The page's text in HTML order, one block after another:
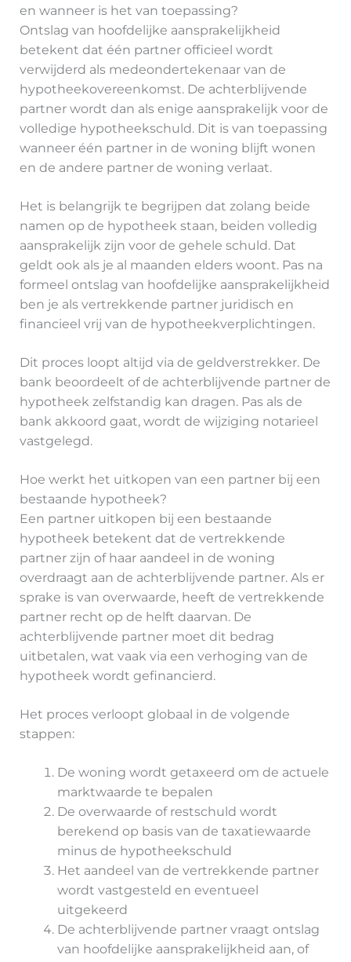
en wanneer is het van toepassing?
Ontslag van hoofdelijke aansprakelijkheid
betekent dat één partner officieel wordt
verwijderd als medeondertekenaar van de
hypotheekovereenkomst. De achterblijvende
partner wordt dan als enige aansprakelijk voor de
volledige hypotheekschuld. Dit is van toepassing
wanneer één partner in de woning blijft wonen
en de andere partner de woning verlaat.
Het is belangrijk te begrijpen dat zolang beide
namen op de hypotheek staan, beiden volledig
aansprakelijk zijn voor de gehele schuld. Dat
geldt ook als je al maanden elders woont. Pas na
formeel ontslag van hoofdelijke aansprakelijkheid
ben je als vertrekkende partner juridisch en
financieel vrij van de hypotheekverplichtingen.
Dit proces loopt altijd via de geldverstrekker. De
bank beoordeelt of de achterblijvende partner de
hypotheek zelfstandig kan dragen. Pas als de
bank akkoord gaat, wordt de wijziging notarieel
vastgelegd.
Hoe werkt het uitkopen van een partner bij een
bestaande hypotheek?
Een partner uitkopen bij een bestaande
hypotheek betekent dat de vertrekkende
partner zijn of haar aandeel in de woning
overdraagt aan de achterblijvende partner. Als er
sprake is van overwaarde, heeft de vertrekkende
partner recht op de helft daarvan. De
achterblijvende partner moet dit bedrag
uitbetalen, wat vaak via een verhoging van de
hypotheek wordt gefinancierd.
Het proces verloopt globaal in de volgende
stappen:
De woning wordt getaxeerd om de actuele
marktwaarde te bepalen
De overwaarde of restschuld wordt
berekend op basis van de taxatiewaarde
minus de hypotheekschuld
Het aandeel van de vertrekkende partner
wordt vastgesteld en eventueel
uitgekeerd
De achterblijvende partner vraagt ontslag
van hoofdelijke aansprakelijkheid aan, of